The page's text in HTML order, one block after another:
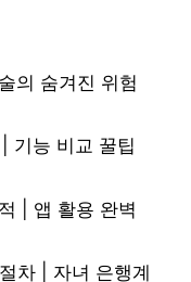
의 숨겨진 위험
기능 비교 꿀팁
| 앱 활용 완벽
차 | 자녀 은행계